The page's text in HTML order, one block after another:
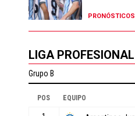
PRONÓSTICOS
LIGA PROFESIONAL